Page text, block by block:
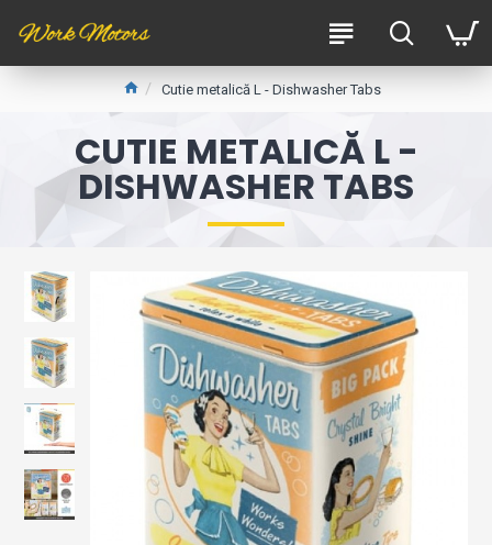
Cutie metalică L - Dishwasher Tabs
CUTIE METALICĂ L -
DISHWASHER TABS